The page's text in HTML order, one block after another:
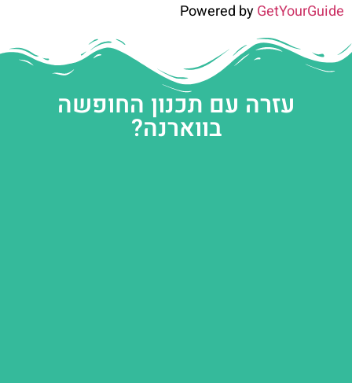
Powered byGetYourGuide
עזרה עם תכנון החופשה
בווארנה?